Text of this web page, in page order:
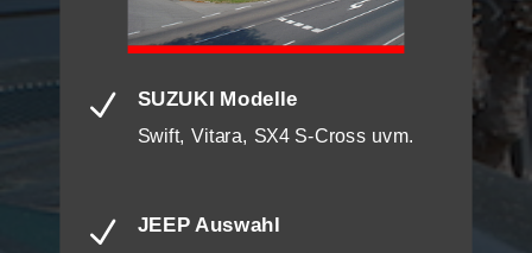
N SUZUKI Modelle
Swift, Vitara, SX4 S-Cross uvm.
N JEEP Auswahl